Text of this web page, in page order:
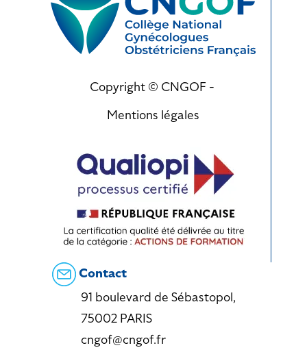
Copyright © CNGOF -
Mentions légales
Contact
91 boulevard de Sébastopol,
75002 PARIS
cngof@cngof.fr